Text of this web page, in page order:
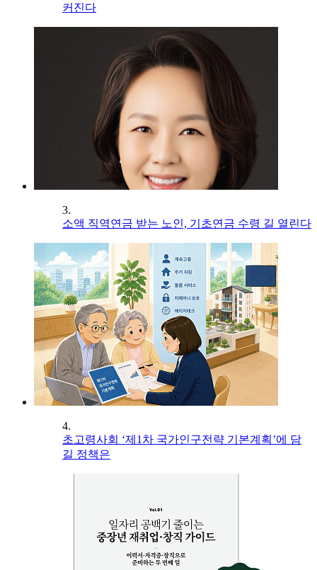
커진다
3.
소액 직역연금 받는 노인, 기초연금 수령 길 열린다
4.
초고령사회 ‘제1차 국가인구전략 기본계획’에 담
길 정책은